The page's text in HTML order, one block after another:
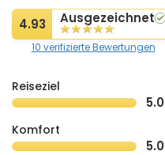
4.93 Ausgezeichnet
10 verifizierte Bewertungen
Reiseziel
5.0
Komfort
5.0